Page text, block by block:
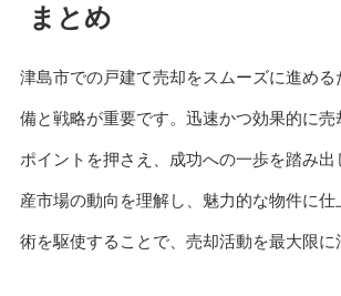
まとめ
津島市での戸建て売却をスムーズに進め
備と戦略が重要です。迅速かつ効果的に
ポイントを押さえ、成功への一歩を踏み出
産市場の動向を理解し、魅力的な物件に
術を駆使することで、売却活動を最大限に